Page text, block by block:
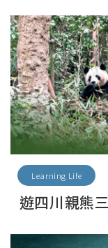
Learning Life
遊四川親熊